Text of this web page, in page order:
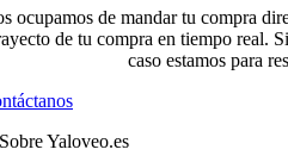
ocupamos de mandar tu compra
de tu compra en tiempo real.
caso estamos para
Sobre Yaloveo.es